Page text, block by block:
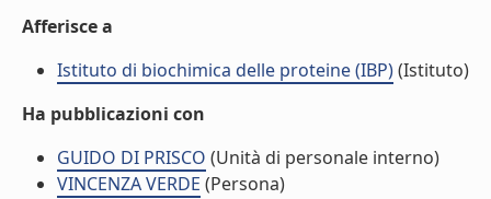
Afferisce a
Istituto di biochimica delle proteine (IBP)(Istituto)
Ha pubblicazioni con
GUIDO DI PRISCO (Unità di personale interno)
VINCENZA VERDE (Persona)